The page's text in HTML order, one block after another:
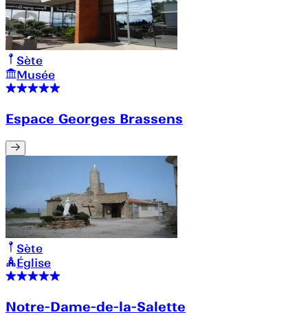
Sète
Musée
Espace Georges Brassens
Sète
Église
Notre-Dame-de-la-Salette